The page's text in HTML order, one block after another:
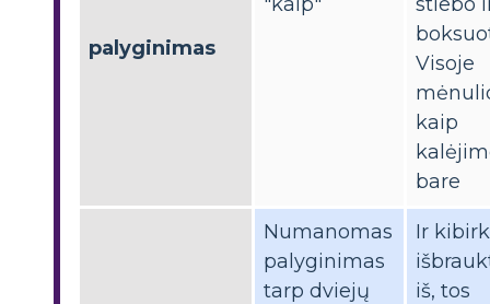
palyginimas
Visoje
kaip
bare
Numanomas
palyginimas
tarp dviejų
Ir
iš, tos